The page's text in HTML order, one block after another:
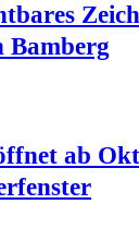
Bamberg
ab